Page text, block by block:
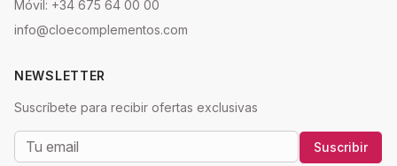
Móvil: +34 675 64 00 00
info@cloecomplementos.com
NEWSLETTER
Suscríbete para recibir ofertas exclusivas
Suscribir